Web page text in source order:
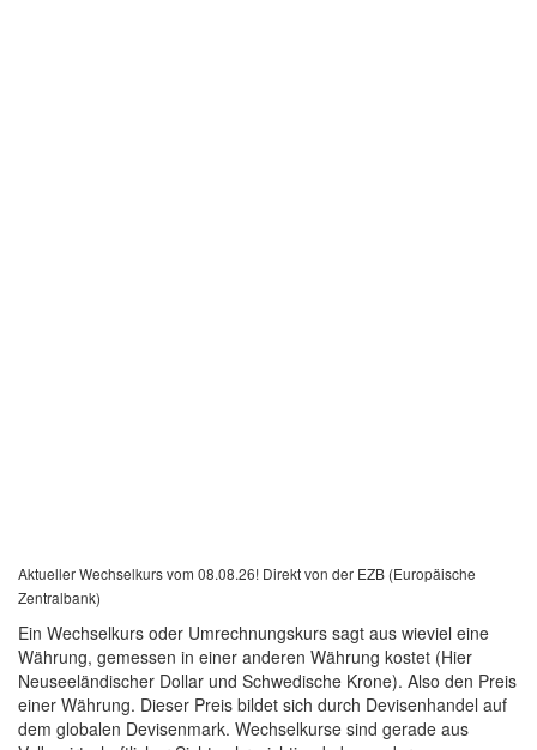
Aktueller Wechselkurs vom 08.08.26! Direkt von der EZB (Europäische
Zentralbank)
Ein Wechselkurs oder Umrechnungskurs sagt aus wieviel eine
Währung, gemessen in einer anderen Währung kostet (Hier
Neuseeländischer Dollar und Schwedische Krone). Also den Preis
einer Währung. Dieser Preis bildet sich durch Devisenhandel auf
dem globalen Devisenmark. Wechselkurse sind gerade aus